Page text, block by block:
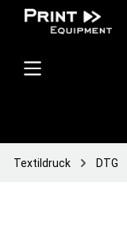
Textildruck DTG